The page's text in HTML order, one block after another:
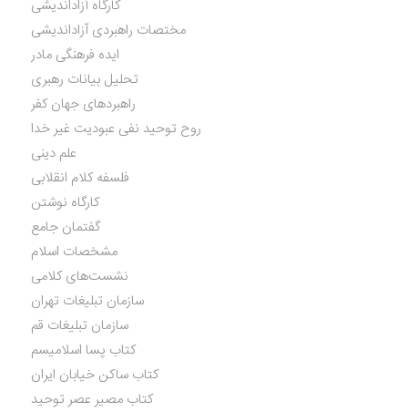
کارگاه آزاداندیشی
مختصات راهبردی آزاداندیشی
ایده فرهنگی مادر
تحلیل بیانات رهبری
راهبردهای جهان کفر
روح توحید نفی عبودیت غیر خدا
علم دینی
فلسفه کلام انقلابی
کارگاه نوشتن
گفتمان جامع
مشخصات اسلام
نشست‌های کلامی
سازمان تبلیغات تهران
سازمان تبلیغات قم
کتاب پسا اسلامیسم
کتاب ساکن خیابان ایران
کتاب مصیر عصر توحید